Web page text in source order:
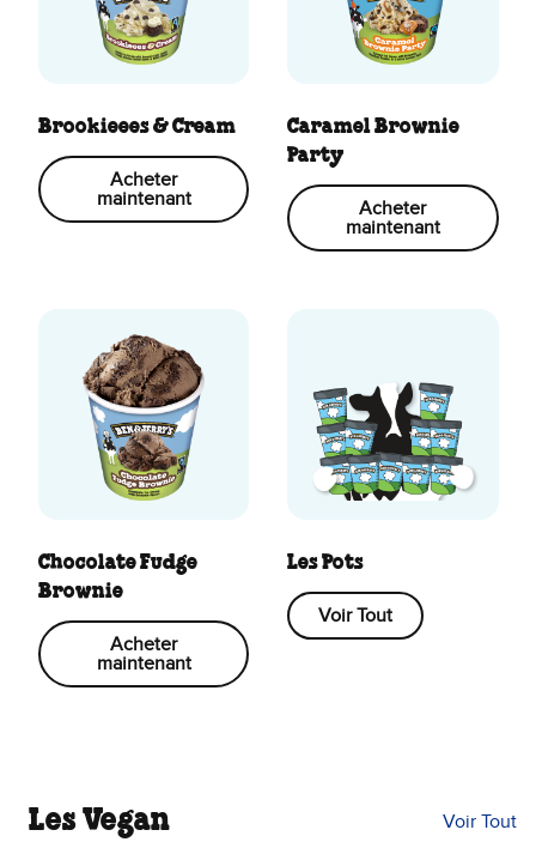
Brookieees & Cream
Acheter
maintenant
Caramel Brownie
Party
Acheter
maintenant
Chocolate Fudge
Brownie
Acheter
maintenant
Les Pots
Voir Tout
Les Vegan Voir Tout